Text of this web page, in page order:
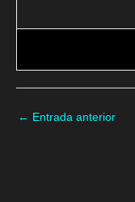
← Entrada anterior